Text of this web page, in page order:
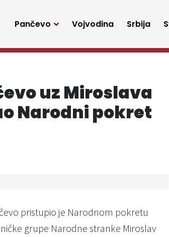
Pančevo Vojvodina Srbija
uz Miroslava
Narodni pokret
pristupio je Narodnom pokretu
grupe Narodne stranke Miroslav